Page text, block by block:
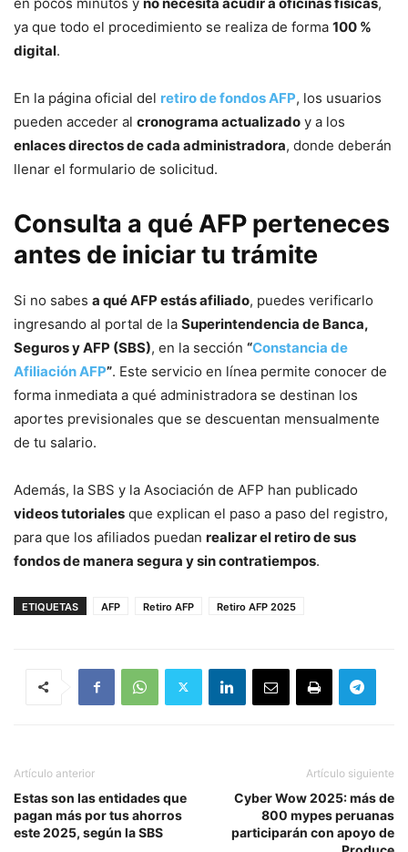
ya que todo el procedimiento se realiza de forma 100 %
digital.
En la página oficial del retiro de fondos AFP, los usuarios
pueden acceder al cronograma actualizado y a los
enlaces directos de cada administradora, donde deberán
llenar el formulario de solicitud.
Consulta a qué AFP perteneces
antes de iniciar tu trámite
Si no sabes a qué AFP estás afiliado, puedes verificarlo
ingresando al portal de la Superintendencia de Banca,
Seguros y AFP (SBS), en la sección “Constancia de
Afiliación AFP”. Este servicio en línea permite conocer de
forma inmediata a qué administradora se destinan los
aportes previsionales que se descuentan mensualmente
de tu salario.
Además, la SBS y la Asociación de AFP han publicado
videos tutoriales que explican el paso a paso del registro,
para que los afiliados puedan realizar el retiro de sus
fondos de manera segura y sin contratiempos.
ETIQUETAS AFP Retiro AFP Retiro AFP 2025
Artículo anterior
Estas son las entidades que
pagan más por tus ahorros
este 2025, según la SBS
Artículo siguiente
Cyber Wow 2025: más de
800 mypes peruanas
participarán con apoyo de